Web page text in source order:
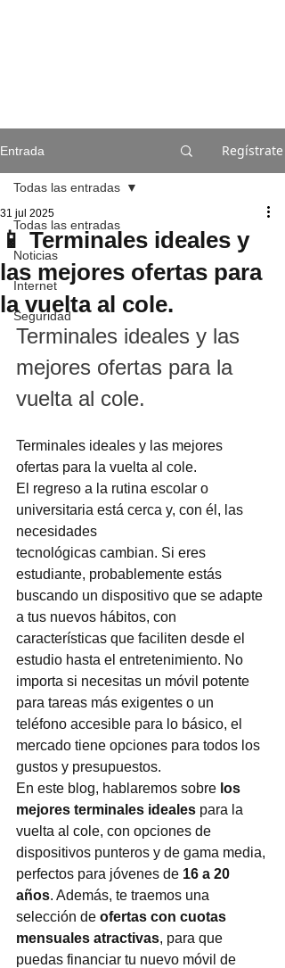
Entrada Regístrate
Todas las entradas
Noticias
Internet
Seguridad
Todas las entradas
📱 Terminales ideales y
las mejores ofertas para
la vuelta al cole.
31 jul 2025
Terminales ideales y las
mejores ofertas para la
vuelta al cole.
Terminales ideales y las mejores
ofertas para la vuelta al cole.
El regreso a la rutina escolar o
universitaria está cerca y, con él, las
necesidades
tecnológicas cambian. Si eres
estudiante, probablemente estás
buscando un dispositivo que se adapte
a tus nuevos hábitos, con
características que faciliten desde el
estudio hasta el entretenimiento. No
importa si necesitas un móvil potente
para tareas más exigentes o un
teléfono accesible para lo básico, el
mercado tiene opciones para todos los
gustos y presupuestos.
En este blog, hablaremos sobre los
mejores terminales ideales para la
vuelta al cole, con opciones de
dispositivos punteros y de gama media,
perfectos para jóvenes de 16 a 20
años. Además, te traemos una
selección de ofertas con cuotas
mensuales atractivas, para que
puedas financiar tu nuevo móvil de